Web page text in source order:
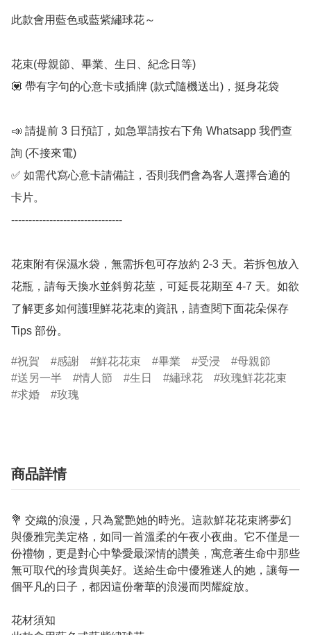
此款會用藍色或藍紫繡球花～
花束(母親節、畢業、生日、紀念日等)
💟 帶有字句的心意卡或插牌 (款式隨機送出)，挺身花袋
📣 請提前 3 日預訂，如急單請按右下角 Whatsapp 我們查
詢 (不接來電)
✅ 如需代寫心意卡請備註，否則我們會為客人選擇合適的
卡片。
--------------------------------
花束附有保濕水袋，無需拆包可存放約 2-3 天。若拆包放入
花瓶，請每天換水並斜剪花莖，可延長花期至 4-7 天。如欲
了解更多如何護理鮮花花束的資訊，請查閱下面花朵保存
Tips 部份。
祝賀 感謝 鮮花花束 畢業 受浸
母親節
送另一半
情人節 生日 繡球花
玫瑰鮮花花束
求婚
玫瑰
商品詳情
💐 交織的浪漫，只為驚艷她的時光。這款鮮花花束將夢幻
與優雅完美定格，如同一首溫柔的午夜小夜曲。它不僅是一
份禮物，更是對心中摯愛最深情的讚美，寓意著生命中那些
無可取代的珍貴與美好。送給生命中優雅迷人的她，讓每一
個平凡的日子，都因這份奢華的浪漫而閃耀綻放。
花材須知